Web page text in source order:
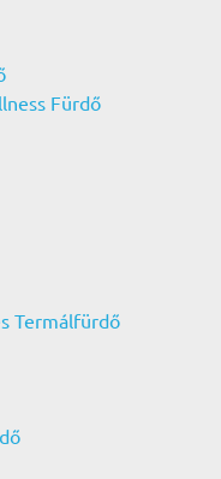
Fürdő
Termálfürdő